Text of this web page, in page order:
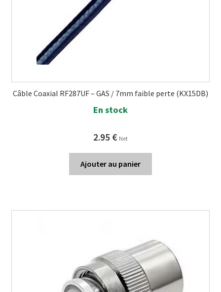
Câble Coaxial RF287UF – GAS / 7mm faible perte (KX15DB)
En stock
2.95 € Net
Ajouter au panier